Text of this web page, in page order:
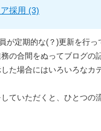
採用 (3)
が定期的な(？)更新を行っ
の合間をぬってブログの
た場合にはいろいろなカ
ていただくと、ひとつの